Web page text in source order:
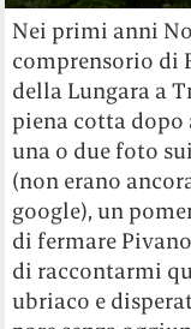
Nei primi anni
comprensorio di
della Lungara a
piena cotta
una o due foto
(non erano
google), un
di fermare
di raccontarmi
ubriaco e